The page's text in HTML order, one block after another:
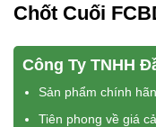
Chốt Cuối
Công Ty TNHH
Sản phẩm chính
Tiên phong về giá